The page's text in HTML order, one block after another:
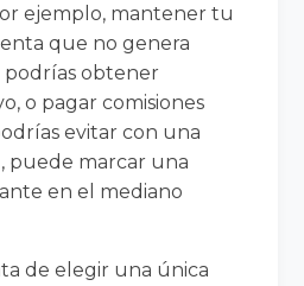
ejemplo, mantener tu
que no genera
podrías obtener
o pagar comisiones
evitar con una
puede marcar una
en el mediano
de elegir una única